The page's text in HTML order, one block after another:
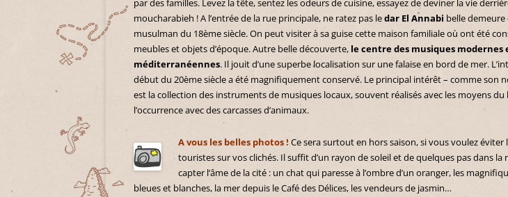
par des familles. Levez la tête, sentez les odeurs de cuisine, essayez de deviner la vie
moucharabieh ! A l’entrée de la rue principale, ne ratez pas ledar El Annabi belle
musulman du 18ème siècle. On peut visiter à sa guise cette maison familiale où ont été
meubles et objets d’époque. Autre belle découverte, le centre des musiques modernes
méditerranéennes. Il jouit d’une superbe localisation sur une falaise en bord de mer.
début du 20ème siècle a été magnifiquement conservé. Le principal intérêt – comme son
est la collection des instruments de musiques locaux, souvent réalisés avec les moyens du
l’occurrence avec des carcasses d’animaux.
A vous les belles photos ! Ce sera surtout en hors saison, si vous voulez éviter
touristes sur vos clichés. Il suffit d’un rayon de soleil et de quelques pas dans la
capter l’âme de la cité : un chat qui paresse à l’ombre d’un oranger, les
bleues et blanches, la mer depuis le Café des Délices, les vendeurs de jasmin…